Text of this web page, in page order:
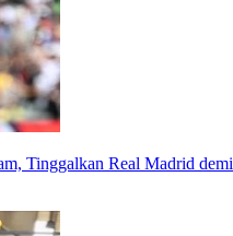
Tinggalkan Real Madrid demi